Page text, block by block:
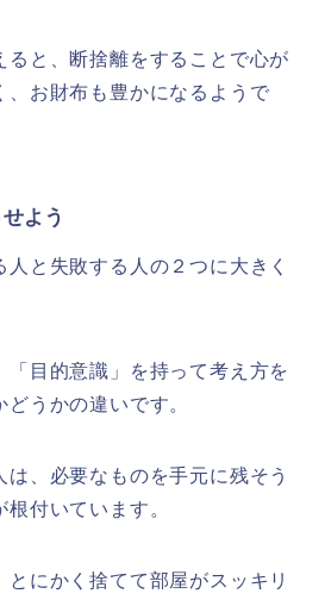
ると、断捨離をすることで心が
、お財布も豊かになるようで
よう
と失敗する人の２つに大きく
「目的意識」を持って考え方を
うかの違いです。
は、必要なものを手元に残そう
付いています。
にかく捨てて部屋がスッキリ